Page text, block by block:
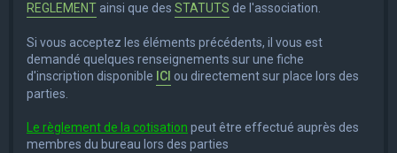
REGLEMENT ainsi que des STATUTS de l'association.
Si vous acceptez les éléments précédents, il vous est
demandé quelques renseignements sur une fiche
d'inscription disponible ICI ou directement sur place lors des
parties.
Le règlement de la cotisation peut être effectué auprès des
membres du bureau lors des parties